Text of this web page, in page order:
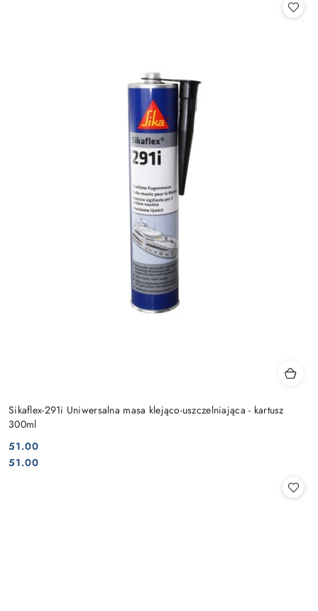
Sikaflex-291i Uniwersalna masa klejąco-uszczelniająca - kartusz
300ml
Cena:
51.00
Cena:
51.00